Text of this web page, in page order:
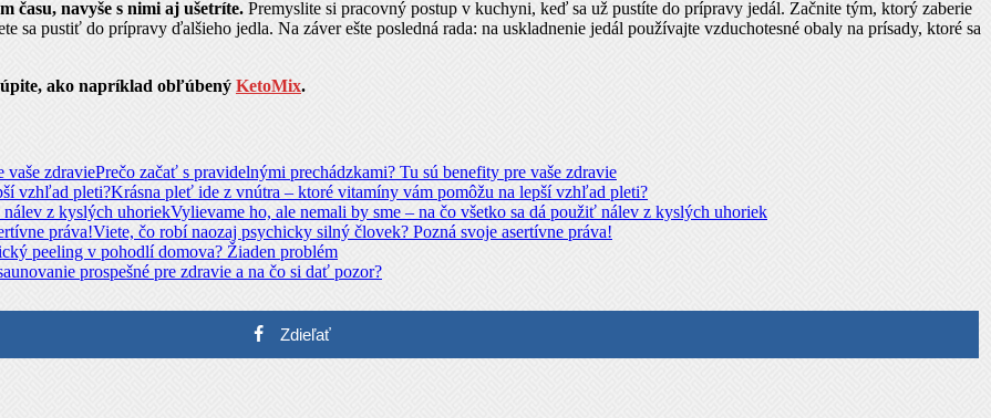
času, navyše s nimi aj ušetríte. Premyslite si pracovný postup v kuchyni, keď sa už pustíte do prípravy jedál. Začnite tým, ktorý zaberie
sa pustiť do prípravy ďalšieho jedla. Na záver ešte posledná rada: na uskladnenie jedál používajte vzduchotesné obaly na prísady, ktoré sa
ako napríklad obľúbený KetoMix.
Prečo začať s pravidelnými prechádzkami? Tu sú benefity pre vaše zdravie
Krásna pleť ide z vnútra – ktoré vitamíny vám pomôžu na lepší vzhľad pleti?
Vylievame ho, ale nemali by sme – na čo všetko sa dá použiť nálev z kyslých uhoriek
Viete, čo robí naozaj psychicky silný človek? Pozná svoje asertívne práva!
peeling v pohodlí domova? Žiaden problém
prospešné pre zdravie a na čo si dať pozor?
Zdieľať